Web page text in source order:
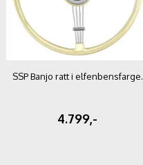
SSP Banjo ratt i elfenbensfarge.
4.799,-